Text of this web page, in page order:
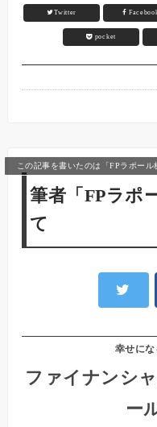
Twitter
pocket
この記事を書いたのは「FPラポール
筆者「FPラポ
て
幸せに
ファイナンシ
ー